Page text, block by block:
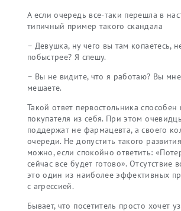
А если очередь все-таки перешла в
типичный пример такого скандала
– Девушка, ну чего вы там копаетесь,
побыстрее? Я спешу.
– Вы не видите, что я работаю? Вы
мешаете.
Такой ответ первостольника способен
покупателя из себя. При этом
поддержат не фармацевта, а своего
очереди. Не допустить такого
можно, если спокойно ответить:
сейчас все будет готово». Отсутствие
это один из наиболее эффективных
с агрессией.
Бывает, что посетитель просто хочет